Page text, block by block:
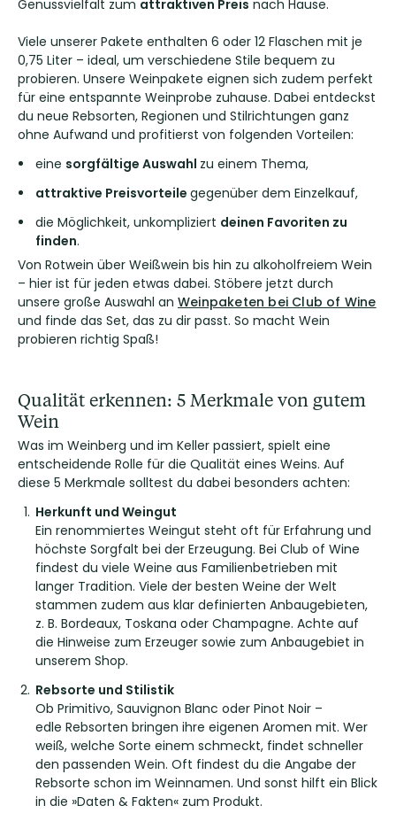
Genussvielfalt zum attraktiven Preis nach Hause.
Viele unserer Pakete enthalten 6 oder 12 Flaschen mit je
0,75 Liter – ideal, um verschiedene Stile bequem zu
probieren. Unsere Weinpakete eignen sich zudem perfekt
für eine entspannte Weinprobe zuhause. Dabei entdeckst
du neue Rebsorten, Regionen und Stilrichtungen ganz
ohne Aufwand und profitierst von folgenden Vorteilen:
eine sorgfältige Auswahl zu einem Thema,
attraktive Preisvorteile gegenüber dem Einzelkauf,
die Möglichkeit, unkompliziert deinen Favoriten zu
finden.
Von Rotwein über Weißwein bis hin zu alkoholfreiem Wein
– hier ist für jeden etwas dabei. Stöbere jetzt durch
unsere große Auswahl an Weinpaketen bei Club of Wine
und finde das Set, das zu dir passt. So macht Wein
probieren richtig Spaß!
Qualität erkennen: 5 Merkmale von gutem
Wein
Was im Weinberg und im Keller passiert, spielt eine
entscheidende Rolle für die Qualität eines Weins. Auf
diese 5 Merkmale solltest du dabei besonders achten:
Herkunft und Weingut
Ein renommiertes Weingut steht oft für Erfahrung und
höchste Sorgfalt bei der Erzeugung. Bei Club of Wine
findest du viele Weine aus Familienbetrieben mit
langer Tradition. Viele der besten Weine der Welt
stammen zudem aus klar definierten Anbaugebieten,
z. B. Bordeaux, Toskana oder Champagne. Achte auf
die Hinweise zum Erzeuger sowie zum Anbaugebiet in
unserem Shop.
Rebsorte und Stilistik
Ob Primitivo, Sauvignon Blanc oder Pinot Noir –
edle Rebsorten bringen ihre eigenen Aromen mit. Wer
weiß, welche Sorte einem schmeckt, findet schneller
den passenden Wein. Oft findest du die Angabe der
Rebsorte schon im Weinnamen. Und sonst hilft ein Blick
in die »Daten & Fakten« zum Produkt.